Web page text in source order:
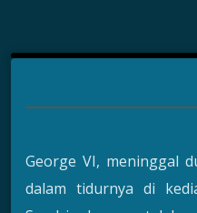
George VI, meninggal
dalam tidurnya di